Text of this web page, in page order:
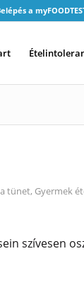
a
tünet, Gyermek
szívesen